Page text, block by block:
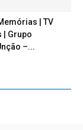
| TV
| Grupo
–...